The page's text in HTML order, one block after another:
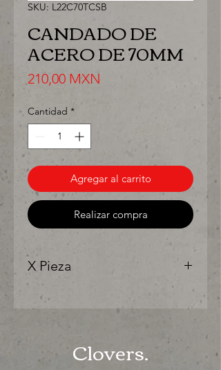
SKU: L22C70TCSB
CANDADO DE
ACERO DE 70MM
210,00 MXN
Cantidad *
Agregar al carrito
Realizar compra
X Pieza
"Ya sea para comprar o para surtir,
solo los mejores precios para tu
Clovers.